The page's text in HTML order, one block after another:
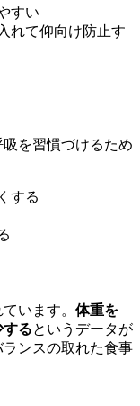
すい
れて仰向け防止す
を習慣づけるため
する
います。 体重を
するというデータが
ンスの取れた食事